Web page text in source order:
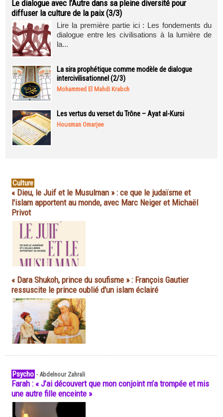
Le dialogue avec l’Autre dans sa pleine diversité pour
diffuser la culture de la paix (3/3)
Lire la première partie ici : Les fondements du
dialogue entre les civilisations à la lumière de
la...
La sira prophétique comme modèle de dialogue
intercivilisationnel (2/3)
Mohammed El Mahdi Krabch
Les vertus du verset du Trône – Ayat al-Kursi
Housman Omarjee
Culture
« Dieu, le Juif et le Musulman » : ce que le judaïsme et
l'islam apportent au monde, avec Marc Neiger et Michaël
Privot
« Dara Shukoh, prince du soufisme » : François Gautier
ressuscite le prince oublié d'un islam éclairé
Psycho -Abdelnour Zahrali
Farah : « J’ai découvert que mon conjoint m’a trompée et mis
une autre fille enceinte »